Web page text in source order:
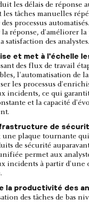
les délais de réponse
les tâches manuelles
processus
la réponse, d'améliorer la
satisfaction des analystes.
et met à l'échelle
des flux de travail
l'automatisation de
les processus
incidents, ce qui
et la capacité
de
une plaque tournante
de sécurité
permet aux
incidents à partir d'une
la productivité des
des tâches de bas